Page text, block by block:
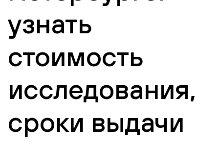
узнать
стоимость
исследования,
сроки выдачи